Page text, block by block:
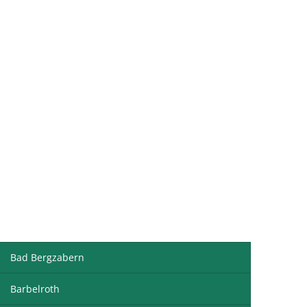
Bad Bergzabern
Barbelroth